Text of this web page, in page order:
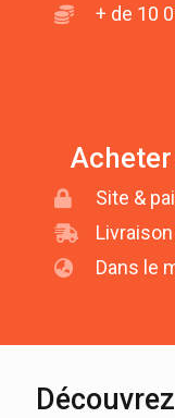
+ de 10
Site &
Dans le